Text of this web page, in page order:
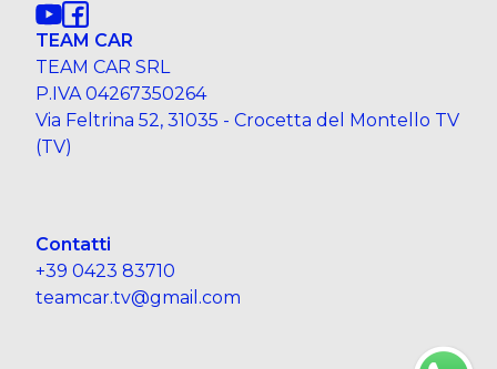
TEAM CAR
TEAM CAR SRL
P.IVA 04267350264
Via Feltrina 52, 31035 - Crocetta del Montello TV
(TV)
Contatti
+39 0423 83710
teamcar.tv@gmail.com